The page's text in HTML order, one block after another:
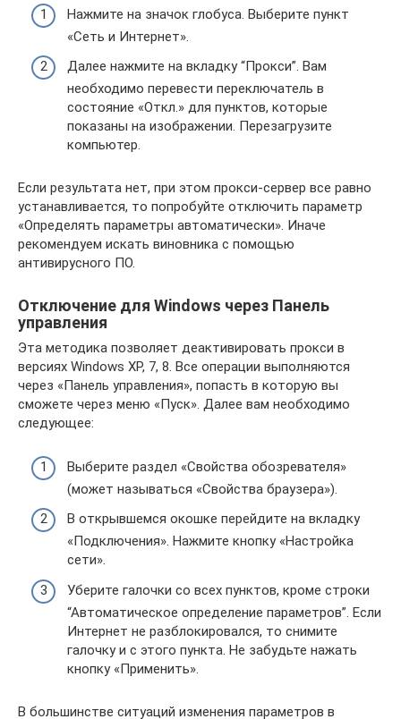
Нажмите на значок глобуса. Выберите пункт
«Сеть и Интернет».
Далее нажмите на вкладку “Прокси”. Вам
необходимо перевести переключатель в
состояние «Откл.» для пунктов, которые
показаны на изображении. Перезагрузите
компьютер.
Если результата нет, при этом прокси-сервер все равно
устанавливается, то попробуйте отключить параметр
«Определять параметры автоматически». Иначе
рекомендуем искать виновника с помощью
антивирусного ПО.
Отключение для Windows через Панель
управления
Эта методика позволяет деактивировать прокси в
версиях Windows XP, 7, 8. Все операции выполняются
через «Панель управления», попасть в которую вы
сможете через меню «Пуск». Далее вам необходимо
следующее:
Выберите раздел «Свойства обозревателя»
(может называться «Свойства браузера»).
В открывшемся окошке перейдите на вкладку
«Подключения». Нажмите кнопку «Настройка
сети».
Уберите галочки со всех пунктов, кроме строки
“Автоматическое определение параметров”. Если
Интернет не разблокировался, то снимите
галочку и с этого пункта. Не забудьте нажать
кнопку «Применить».
В большинстве ситуаций изменения параметров в